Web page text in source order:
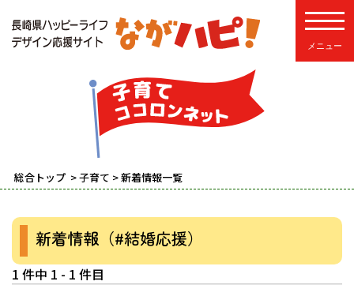
総合トップ >子育て > 新着情報一覧
新着情報（#結婚応援）
1 件中 1 - 1 件目